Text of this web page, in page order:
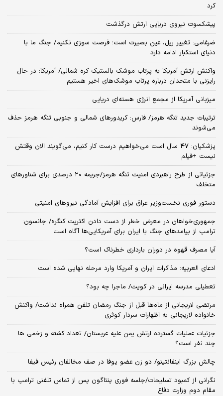
کرد
پیشکسوت نیروی دریایی ارتش درگذشت
ضرغامی: تغییر ریل، عین بصیرت است؛ فرصت سوزی نکنیم/ جنگ ما با
دنیای استکبار ادامه دارد
واکنش ارتش آمریکا به پرتاب موشک بالستیک کره شمالی/ آمریکا: در حال
رایزنی با متحدان درباره پرتاب موشک‌های اخیر هستیم
میزبانی آمریکا از مجمع انرژی هسته‌ای دریایی
ترتیبات جدید تنگه هرمز/ فارس: کریدورهای شمالی و جنوبی تنگه هرمز حذف
می‌شوند
پزشکیان: ۴۷ سال است می‌خواهیم درست کار کنیم، می‌گویند الان وقتش
نیست +فیلم
جزئیاتی از طرح راهبردی امنیت تنگه هرمز/جریمه ۲۰ درصدی برای شناورهای
متخلف
دستور فوری نخست‌وزیر عراق برای افزایش آمادگی نیروهای امنیتی
جمهوری‌خواهان در معرض خطر از دست دادن اکثریت کنگره/ جانسون:
ترامپ از پیامدهای جنگ با ایران برای آمریکایی‌ها آگاه است
آیا مصرف قهوه در دوران بارداری خطرناک است؟
ادعای العربیه: مذاکرات ایران و آمریکا وارد مرحله نهایی شده است
تعطیلی مدرسه ایرانی در کویت/ ماجرا چه بود؟
مرتضی لاریجانی از ماه‌ها قبل از جنگ رمضان تلفن همراه نداشت/ واکنش
خانواده لاریجانی به اظهارات سردار کوثری
جزئیات عملیات گسترده ارتش یمن علیه عربستان/ تعداد کشته و زخمی ها
چند نفر است؟
چالش بزرگ اینفانتینو/ دو زن عضو یوفا در صف مخالفان رئیس فیفا
نگرانی از کمبود تسلیحات/جلسه فوری پنتاگون پس از تماس تلفنی ترامپ با
مقام دوم وزارت دفاع